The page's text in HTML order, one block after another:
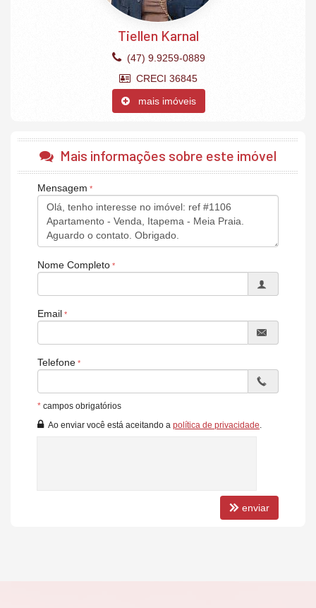
Sacada aberta com churrasqueira à carvão
2 Vagas de garagem privativas.
O empreendimento terá aproximadamente 4.049m² de área de lazer
que serão entregues mobiliadas, decoradas e equipadas.
Tiellen Karnal
(47) 9.9259-0889
CRECI 36845
mais imóveis
Mais informações sobre este imóvel
Mensagem
Nome Completo
Email
Telefone
* campos obrigatórios
Ao enviar você está aceitando a política de privacidade
enviar